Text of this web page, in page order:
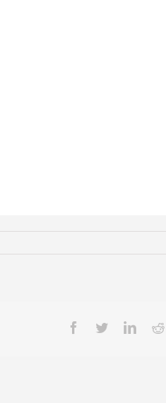
Facebook
Twitter